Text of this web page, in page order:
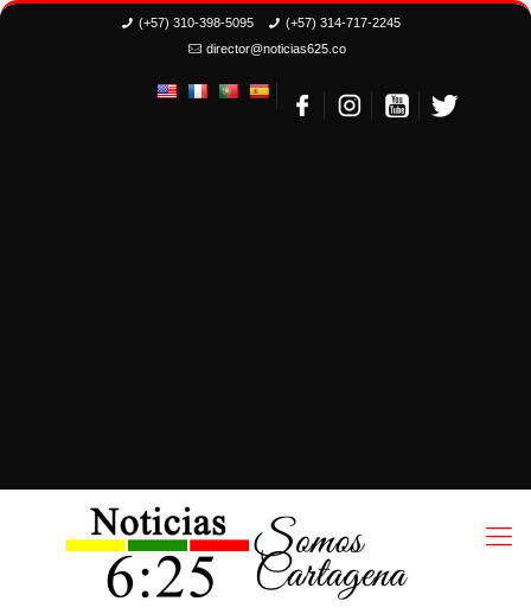
(+57) 310-398-5095
(+57) 314-717-2245
director@noticias625.co